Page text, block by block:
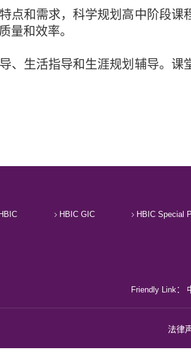
点和需求，科学规划高中阶段课
量和效率。
生活指导和生涯规划辅导。课
HBIC GIC HBIC Special
Friendly Link：
法律